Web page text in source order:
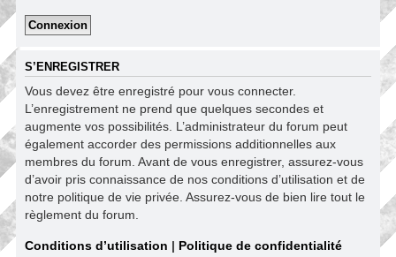
S’ENREGISTRER
Vous devez être enregistré pour vous connecter.
L’enregistrement ne prend que quelques secondes et
augmente vos possibilités. L’administrateur du forum peut
également accorder des permissions additionnelles aux
membres du forum. Avant de vous enregistrer, assurez-vous
d’avoir pris connaissance de nos conditions d’utilisation et de
notre politique de vie privée. Assurez-vous de bien lire tout le
règlement du forum.
Conditions d’utilisation | Politique de confidentialité